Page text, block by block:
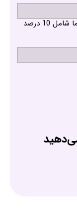
درصورت خرید با تعداد 12 عدد و بیشتر خرید شما شامل 10 درصد